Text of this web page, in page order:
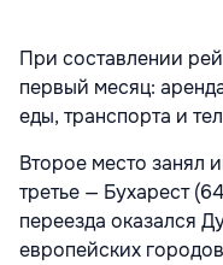
При составлении
первый месяц:
еды, транспорта и
Второе место занял
третье — Бухарест
переезда оказался
европейских